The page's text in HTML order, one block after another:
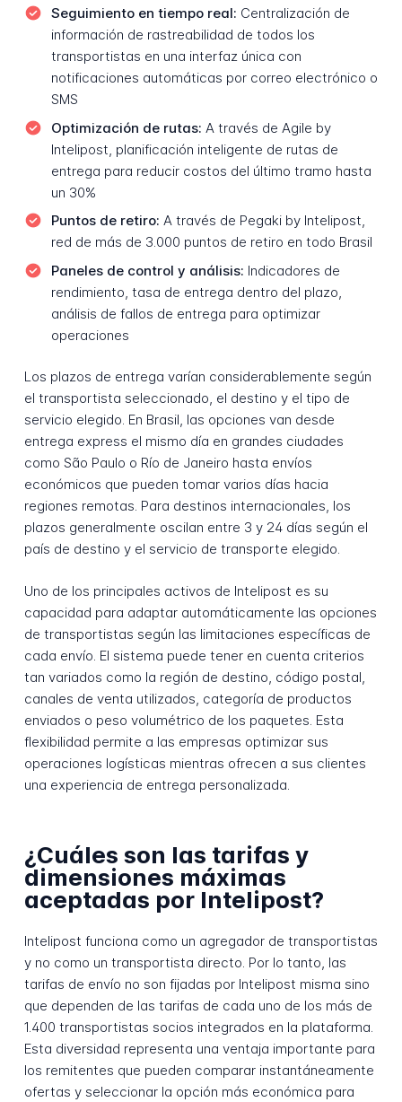
Seguimiento en tiempo real: Centralización de
información de rastreabilidad de todos los
transportistas en una interfaz única con
notificaciones automáticas por correo electrónico o
SMS
Optimización de rutas: A través de Agile by
Intelipost, planificación inteligente de rutas de
entrega para reducir costos del último tramo hasta
un 30%
Puntos de retiro: A través de Pegaki by Intelipost,
red de más de 3.000 puntos de retiro en todo Brasil
Paneles de control y análisis: Indicadores de
rendimiento, tasa de entrega dentro del plazo,
análisis de fallos de entrega para optimizar
operaciones
Los plazos de entrega varían considerablemente según
el transportista seleccionado, el destino y el tipo de
servicio elegido. En Brasil, las opciones van desde
entrega express el mismo día en grandes ciudades
como São Paulo o Río de Janeiro hasta envíos
económicos que pueden tomar varios días hacia
regiones remotas. Para destinos internacionales, los
plazos generalmente oscilan entre 3 y 24 días según el
país de destino y el servicio de transporte elegido.
Uno de los principales activos de Intelipost es su
capacidad para adaptar automáticamente las opciones
de transportistas según las limitaciones específicas de
cada envío. El sistema puede tener en cuenta criterios
tan variados como la región de destino, código postal,
canales de venta utilizados, categoría de productos
enviados o peso volumétrico de los paquetes. Esta
flexibilidad permite a las empresas optimizar sus
operaciones logísticas mientras ofrecen a sus clientes
una experiencia de entrega personalizada.
¿Cuáles son las tarifas y
dimensiones máximas
aceptadas por Intelipost?
Intelipost funciona como un agregador de transportistas
y no como un transportista directo. Por lo tanto, las
tarifas de envío no son fijadas por Intelipost misma sino
que dependen de las tarifas de cada uno de los más de
1.400 transportistas socios integrados en la plataforma.
Esta diversidad representa una ventaja importante para
los remitentes que pueden comparar instantáneamente
ofertas y seleccionar la opción más económica para